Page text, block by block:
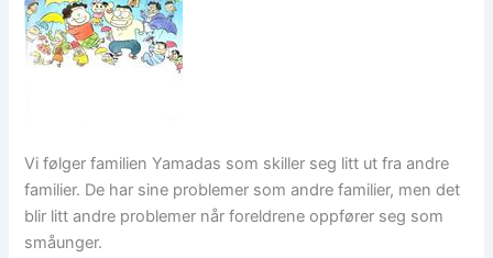
Vi følger familien Yamadas som skiller seg litt ut fra andre
familier. De har sine problemer som andre familier, men det
blir litt andre problemer når foreldrene oppfører seg som
småunger.